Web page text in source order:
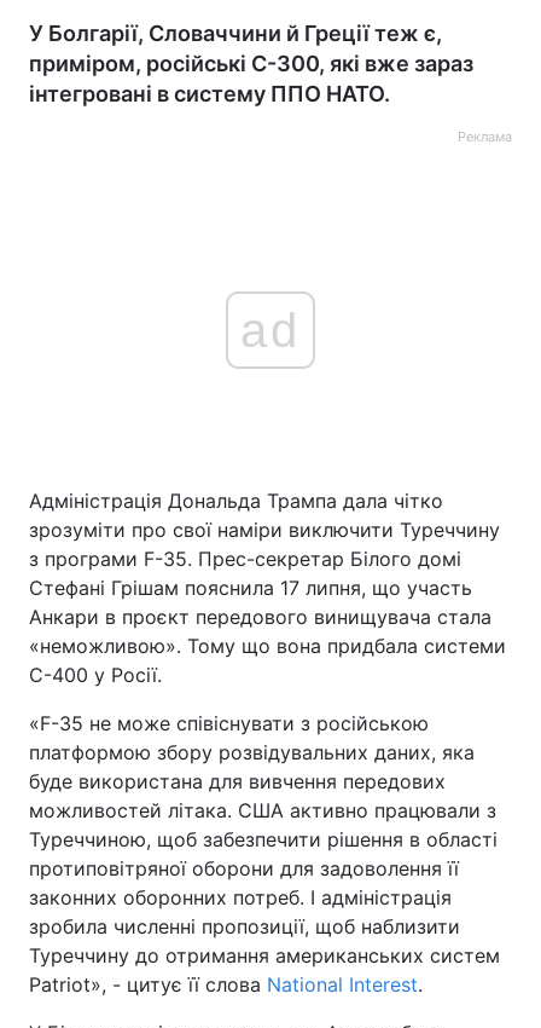
У Болгарії, Словаччини й Греції теж є,
приміром, російські С-300, які вже зараз
інтегровані в систему ППО НАТО.
Реклама
ad
Адміністрація Дональда Трампа дала чітко
зрозуміти про свої наміри виключити Туреччину
з програми F-35. Прес-секретар Білого домі
Стефані Грішам пояснила 17 липня, що участь
Анкари в проєкт передового винищувача стала
«неможливою». Тому що вона придбала системи
С-400 у Росії.
«F-35 не може співіснувати з російською
платформою збору розвідувальних даних, яка
буде використана для вивчення передових
можливостей літака. США активно працювали з
Туреччиною, щоб забезпечити рішення в області
протиповітряної оборони для задоволення її
законних оборонних потреб. І адміністрація
зробила численні пропозиції, щоб наблизити
Туреччину до отримання американських систем
Patriot», - цитує її слова National Interest.